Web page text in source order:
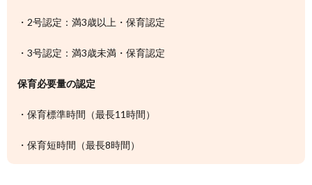
・2号認定：満3歳以上・保育認定
・3号認定：満3歳未満・保育認定
保育必要量の認定
・保育標準時間（最長11時間）
・保育短時間（最長8時間）